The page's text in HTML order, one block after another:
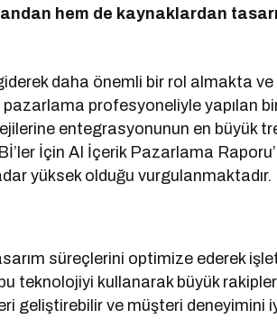
hem de kaynaklardan
daha önemli bir rol almakta
profesyoneliyle yapılan
entegrasyonunun en büyük
İçin AI İçerik Pazarlama
yüksek olduğu vurgulanmaktadır.
süreçlerini optimize ederek
teknolojiyi kullanarak büyük
geliştirebilir ve müşteri deneyimini